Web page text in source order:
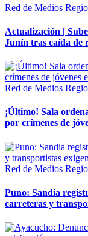
Red de Medios
Actualización |
Junín tras caída de
Red de Medios
¡Último! Sala
por crímenes de
Red de Medios
Puno: Sandia
carreteras y